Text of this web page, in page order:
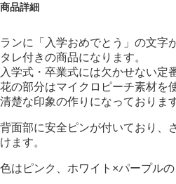
商品詳細
ランに「入学おめでとう」の文字
タレ付きの商品になります。
入学式・卒業式には欠かせない定
花の部分はマイクロピーチ素材を
清楚な印象の作りになっております
背面部に安全ピンが付いており、
けます。
色はピンク、ホワイト×パープルの